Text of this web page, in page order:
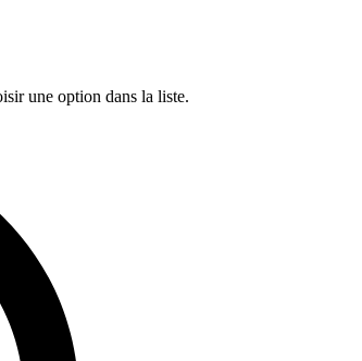
une option dans la liste.